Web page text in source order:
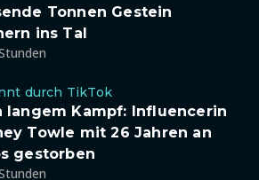
Tonnen Gestein
ins Tal
durch TikTok
langem Kampf: Influencerin
Towle mit 26 Jahren an
gestorben